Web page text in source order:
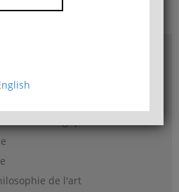
de philosophie
de l'art